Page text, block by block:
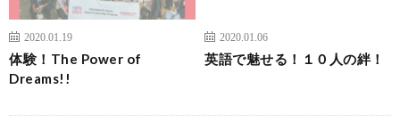
2020.01.19
体験！The Power of
Dreams!!
2020.01.06
英語で魅せる！１０人の絆！